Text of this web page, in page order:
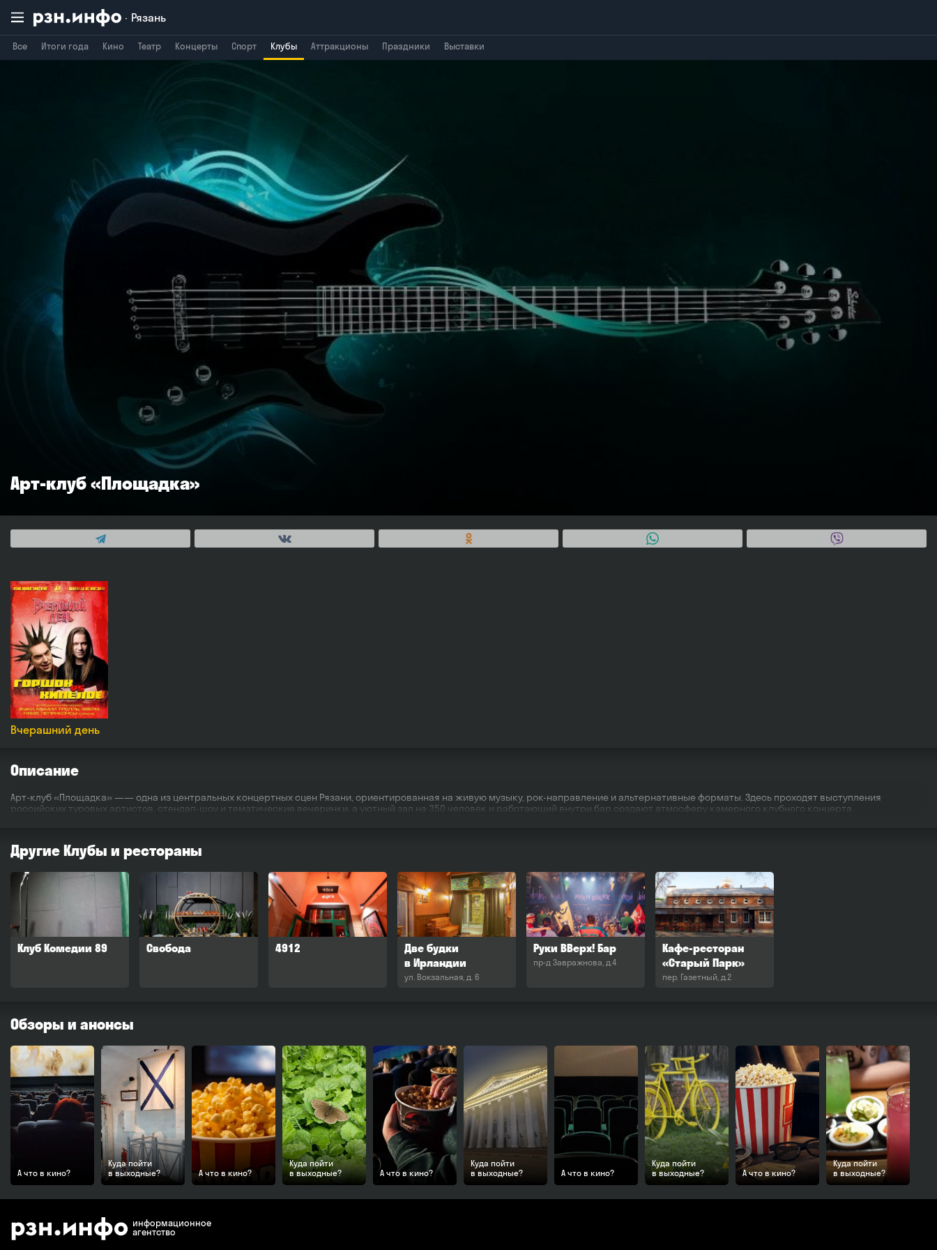
Рязань
Все Итоги года Кино Театр Концерты Спорт Клубы Аттракционы Праздники Выставки
Арт-клуб «Площадка»
Вчерашний день
Описание
Арт-клуб «Площадка» —— одна из центральных концертных сцен Рязани, ориентированная на живую музыку, рок-направление и альтернативные форматы. Здесь проходят выступления
российских туровых артистов, стендап-шоу и тематические вечеринки, а уютный зал на 350 человек и работающий внутри бар создают атмосферу камерного клубного концерта.
Другие Клубы и рестораны
Клуб Комедии 89 Свобода 4912
Две будки
в Ирландии
ул. Вокзальная, д. 6
Руки ВВерх! Бар
пр-д Завражнова, д.4
Кафе-ресторан
«Старый Парк»
пер. Газетный, д.2
Обзоры и анонсы
А что в кино?
Куда пойти
в выходные?
А что в кино?
Куда пойти
в выходные?
А что в кино?
Куда пойти
в выходные?
А что в кино?
Куда пойти
в выходные?
А что в кино?
Куда пойти
в выходные?
информационное
агентство